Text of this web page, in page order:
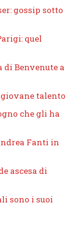
gossip sotto
quel
Benvenute a
talento
che gli ha
Fanti in
ascesa di
sono i suoi